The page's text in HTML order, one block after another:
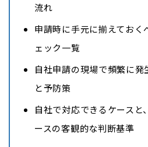
流れ
申請時に手元に揃えておく
ェック一覧
自社申請の現場で頻繁に
と予防策
自社で対応できるケースと
ースの客観的な判断基準